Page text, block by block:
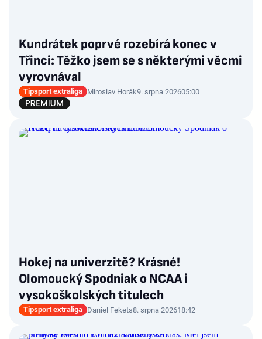
Kundrátek poprvé rozebírá konec v
Třinci: Těžko jsem se s některými věcmi
vyrovnával
Tipsport extraliga Miroslav Horák9. srpna 202605:00
Hokej na univerzitě? Krásné!
Olomoucký Spodniak o NCAA i
vysokoškolských titulech
Tipsport extraliga Daniel Fekets8. srpna 202618:42